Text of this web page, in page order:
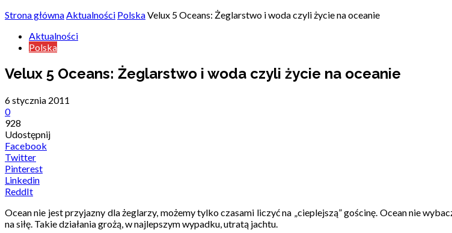
Strona głównaAktualności PolskaVelux 5 Oceans: Żeglarstwo i woda czyli życie na oceanie
Aktualności
Polska
Velux 5 Oceans: Żeglarstwo i woda czyli życie na oceanie
6 stycznia 2011
0
928
Udostępnij
Facebook
Twitter
Pinterest
Linkedin
ReddIt
Ocean nie jest przyjazny dla żeglarzy, możemy tylko czasami liczyć na „cieplejszą” gościnę. Ocean nie
na siłę. Takie działania grożą, w najlepszym wypadku, utratą jachtu.